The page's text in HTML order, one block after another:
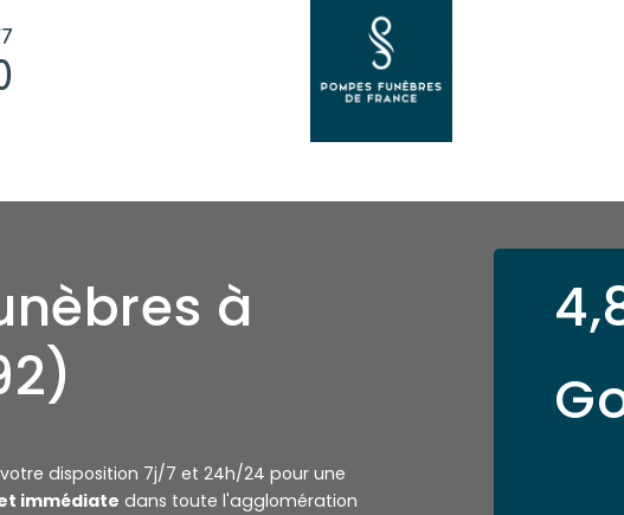
à
disposition 7j/7 et 24h/24 pour une
immédiate dans toute l'agglomération